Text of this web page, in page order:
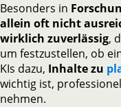
Besonders in
allein oft nicht
wirklich zuverlässig,
um festzustellen, ob
KIs dazu, Inhalte zu
wichtig ist,
nehmen.